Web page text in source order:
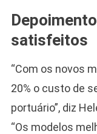
satisfeitos
“Com os novos
20% o custo de
portuário”, diz
“Os modelos